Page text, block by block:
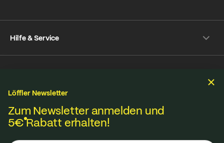
Hilfe & Service
Häufige Fragen
Reparaturservice
Über Löffler
Nachhaltigkeit
Jobs & Karriere
B2B Shop
Nachhaltigkeit
Löffler Newsletter
Zum Newsletter anmelden und
5€Rabatt erhalten!